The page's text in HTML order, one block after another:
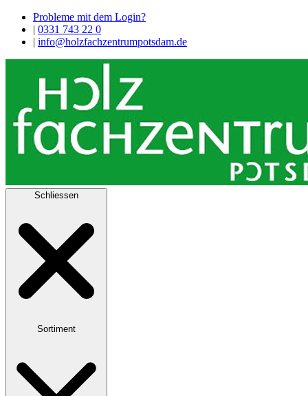
Probleme mit dem Login?
| 0331 743 22 0
| info@holzfachzentrumpotsdam.de
Schliessen
Sortiment